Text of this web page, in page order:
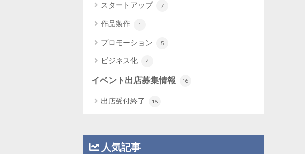
スタートアップ 7
作品製作 1
プロモーション 5
ビジネス化 4
イベント出店募集情報 16
出店受付終了 16
人気記事